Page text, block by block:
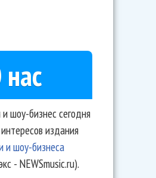
шоу-бизнес сегодня
издания
и шоу-бизнеса
- NEWSmusic.ru).